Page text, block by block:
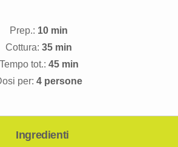
Prep.: 10 min
Cottura: 35 min
Tempo tot.: 45 min
per: 4 persone
Ingredienti